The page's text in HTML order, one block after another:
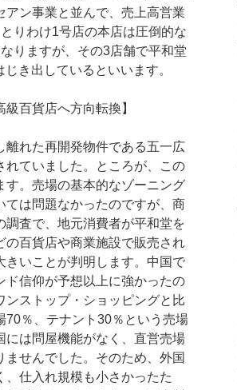
ン事業と並んで、売上高営業
りわけ1号店の本店は圧倒的な
りますが、その3店舗で平和堂
き出しているといいます。
百貨店へ方向転換】
離れた再開発物件である五一広
れていました。ところが、この
す。売場の基本的なゾーニング
ては問題なかったのですが、商
査で、地元消費者が平和堂を
の百貨店や商業施設で販売され
きいことが判明します。中国で
ド信仰が予想以上に強かったの
ストップ・ショッピングと比
70％、テナント30％という売場
には問屋機能がなく、直営売場
せんでした。そのため、外国
仕入れ規模も小さかったた